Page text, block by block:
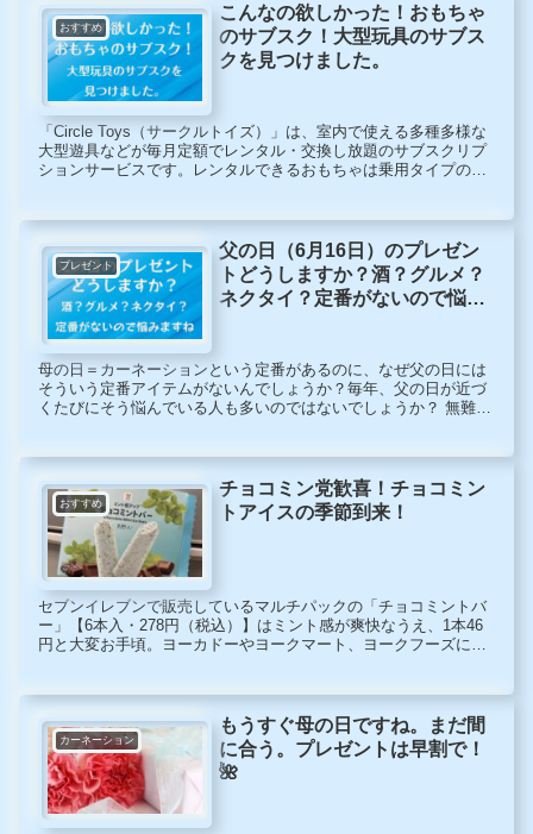
おすすめ
こんなの欲しかった！おもちゃ
のサブスク！大型玩具のサブス
クを見つけました。
「Circle Toys（サークルトイズ）」は、室内で使える多種多様な
大型遊具などが毎月定額でレンタル・交換し放題のサブスクリプ
ションサービスです。レンタルできるおもちゃは乗用タイプのラ
ニキッチンetc.
プレゼント
父の日（6月16日）のプレゼン
トどうしますか？酒？グルメ？
ネクタイ？定番がないので悩み
母の日＝カーネーションという定番があるのに、なぜ父の日には
そういう定番アイテムがないんでしょうか？毎年、父の日が近づ
くたびにそう悩んでいる人も多いのではないでしょうか？ 無難な
おすすめ
チョコミン党歓喜！チョコミン
トアイスの季節到来！
セブンイレブンで販売しているマルチパックの「チョコミントバ
ー」【6本入・278円（税込）】はミント感が爽快なうえ、1本46
円と大変お手頃。ヨーカドーやヨークマート、ヨークフーズには
カーネーション
もうすぐ母の日ですね。まだ間
に合う。プレゼントは早割で！
🌺